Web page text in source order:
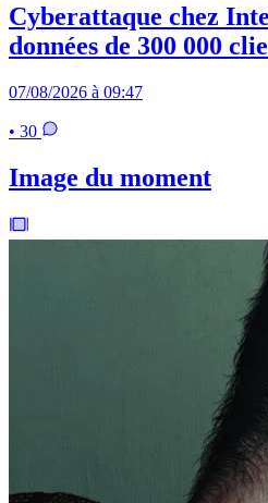
Cyberattaque chez
données de 300 000
07/08/2026 à 09:47
• 30
Image du moment